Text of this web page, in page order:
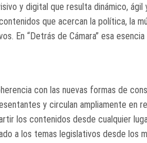
y digital que resulta dinámico, ágil
que acercan la política, la
En “Detrás de Cámara” esa
con las nuevas formas de
y circulan ampliamente en
los contenidos desde cualquier
a los temas legislativos desde los